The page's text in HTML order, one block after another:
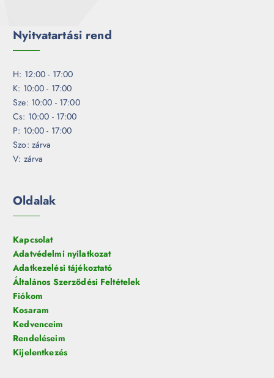
Nyitvatartási rend
H: 12:00 - 17:00
K: 10:00 - 17:00
Sze: 10:00 - 17:00
Cs: 10:00 - 17:00
P: 10:00 - 17:00
Szo: zárva
V: zárva
Oldalak
Kapcsolat
Adatvédelmi nyilatkozat
Adatkezelési tájékoztató
Általános Szerződési Feltételek
Fiókom
Kosaram
Kedvenceim
Rendeléseim
Kijelentkezés